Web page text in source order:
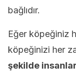
bağlıdır.
Eğer köpeğiniz
köpeğinizi her
şekilde